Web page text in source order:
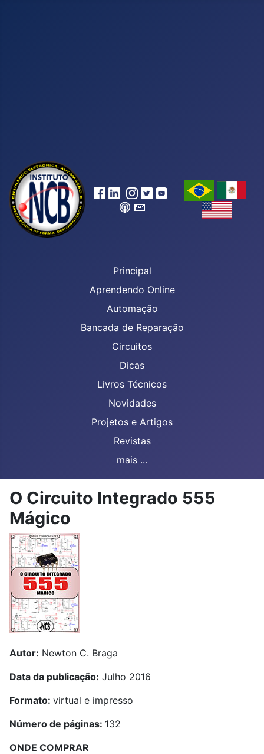
Principal
Aprendendo Online
Automação
Bancada de Reparação
Circuitos
Dicas
Livros Técnicos
Novidades
Projetos e Artigos
Revistas
mais ...
O Circuito Integrado 555
Mágico
Autor: Newton C. Braga
Data da publicação: Julho 2016
Formato: virtual e impresso
Número de páginas: 132
ONDE COMPRAR